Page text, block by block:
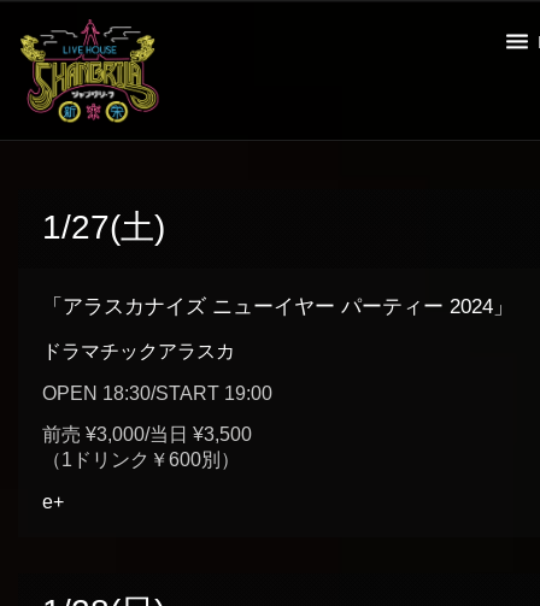
1/27(土)
「アラスカナイズ ニューイヤー パーティー 2024」
ドラマチックアラスカ
OPEN 18:30/START 19:00
前売 ¥3,000/当日 ¥3,500
（1ドリンク￥600別）
e+